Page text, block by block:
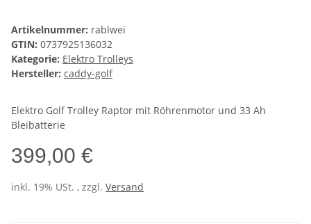
Artikelnummer: rablwei
GTIN: 0737925136032
Kategorie: Elektro Trolleys
Hersteller: caddy-golf
Elektro Golf Trolley Raptor mit Röhrenmotor und 33 Ah
Bleibatterie
399,00 €
inkl. 19% USt. , zzgl. Versand